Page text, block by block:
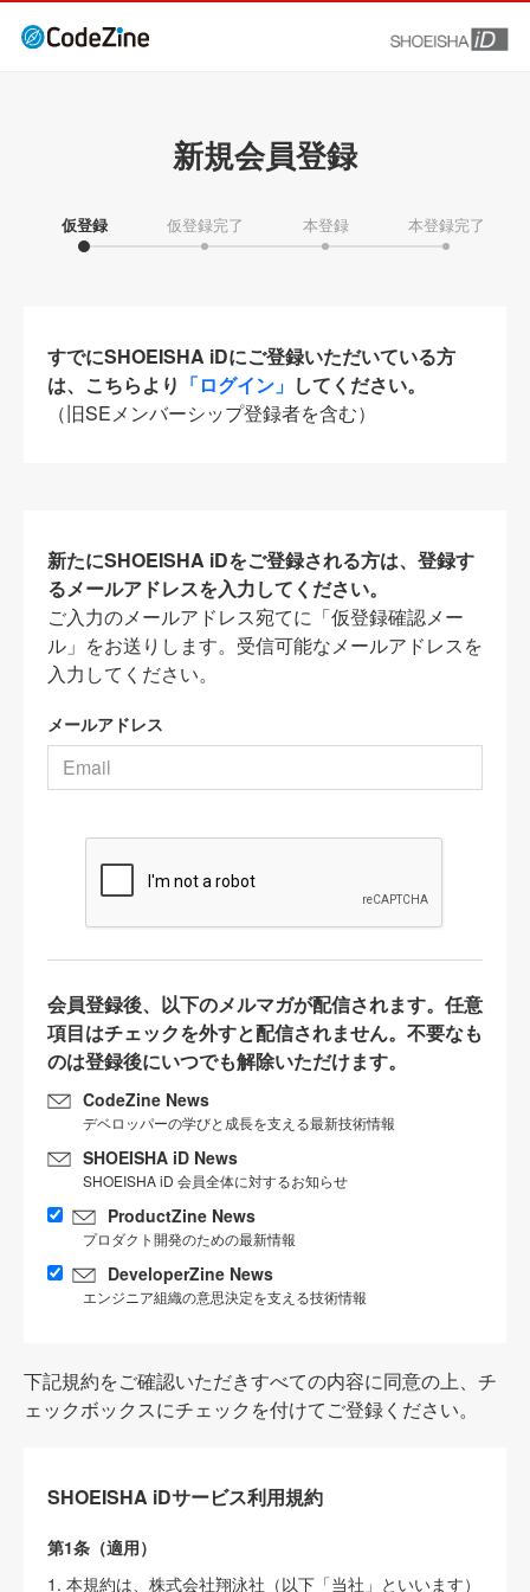
新規会員登録
仮登録 仮登録完了 本登録 本登録完了
すでにSHOEISHA iDにご登録いただいている方
は、こちらより 「ログイン」 してください。
（旧SEメンバーシップ登録者を含む）
新たにSHOEISHA iDをご登録される方は、登録す
るメールアドレスを入力してください。
ご入力のメールアドレス宛てに「仮登録確認メー
ル」をお送りします。受信可能なメールアドレスを
入力してください。
メールアドレス
会員登録後、以下のメルマガが配信されます。任意
項目はチェックを外すと配信されません。不要なも
のは登録後にいつでも解除いただけます。
CodeZine News
デベロッパーの学びと成長を支える最新技術情報
SHOEISHA iD News
SHOEISHA iD 会員全体に対するお知らせ
ProductZine News
プロダクト開発のための最新情報
DeveloperZine News
エンジニア組織の意思決定を支える技術情報
下記規約をご確認いただきすべての内容に同意の上、チ
ェックボックスにチェックを付けてご登録ください。
SHOEISHA iDサービス利用規約
第1条（適用）
1. 本規約は、株式会社翔泳社（以下「当社」といいます）